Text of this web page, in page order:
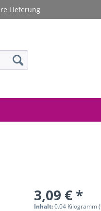
Lieferung
3,09 € *
Inhalt:0.04 Kilogramm